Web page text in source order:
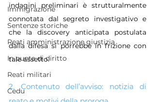
Immigrazione
Sentenze storiche
Reati amministrazione giustizia
In punta di diritto
Reati militari
Cedu
indagini preliminari è strutturalmente
connotata dal segreto investigativo e
che la discovery anticipata postulata
dalla difesa si porrebbe in frizione con
tale assetto.
2. Contenuto dell’avviso: notizia di